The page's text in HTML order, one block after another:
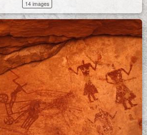
14 images